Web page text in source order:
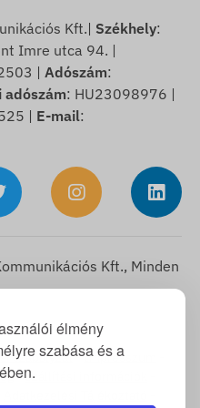
élmény
szabása és a
Kft.| Székhely:
Imre utca 94. |
| Adószám:
adószám: HU23098976 |
| E-mail:
Kft., Minden
szabályzat-Impresszum
-Szállítási információk